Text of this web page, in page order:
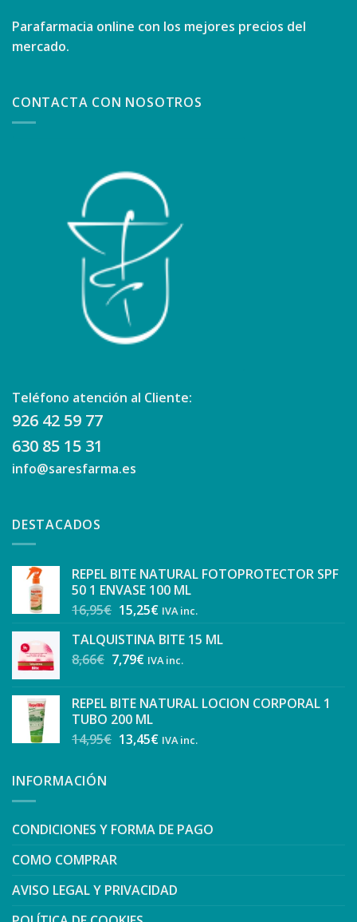
Parafarmacia online con los mejores precios del
mercado.
CONTACTA CON NOSOTROS
Teléfono atención al Cliente:
926 42 59 77
630 85 15 31
info@saresfarma.es
DESTACADOS
REPEL BITE NATURAL FOTOPROTECTOR SPF
50 1 ENVASE 100 ML
16,95€ 15,25€ IVA inc.
TALQUISTINA BITE 15 ML
8,66€ 7,79€ IVA inc.
REPEL BITE NATURAL LOCION CORPORAL 1
TUBO 200 ML
14,95€ 13,45€ IVA inc.
INFORMACIÓN
CONDICIONES Y FORMA DE PAGO
COMO COMPRAR
AVISO LEGAL Y PRIVACIDAD